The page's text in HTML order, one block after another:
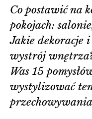
Co postawić na
pokojach:
Jakie dekoracje
wystrój
Was 15
wystylizować